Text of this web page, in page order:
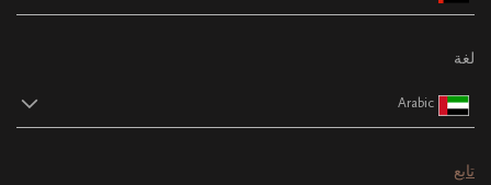
لغة
Arabic
تابع